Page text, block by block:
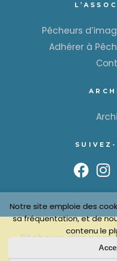
Pêcheurs
Adhérer à
Pêcheurs d’Images
|
Notre site emploie des
sa fréquentation, et de
contenu le